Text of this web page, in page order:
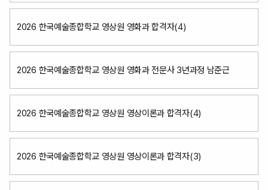
2026 한국예술종합학교 영상원 영화과 합격자(4)
2026 한국예술종합학교 영상원 영화과 전문사 3년과정 남준근
2026 한국예술종합학교 영상원 영상이론과 합격자(4)
2026 한국예술종합학교 영상원 영상이론과 합격자(3)